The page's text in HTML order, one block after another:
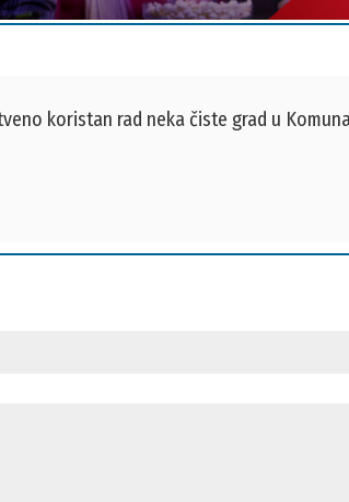
koristan rad neka čiste grad u